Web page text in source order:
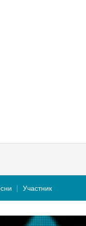
Участник